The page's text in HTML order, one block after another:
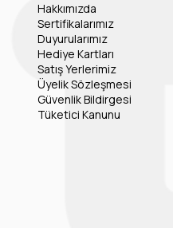
Hakkımızda
Sertifikalarımız
Duyurularımız
Hediye Kartları
Satış Yerlerimiz
Üyelik Sözleşmesi
Güvenlik Bildirgesi
Tüketici Kanunu